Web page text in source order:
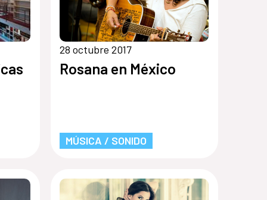
28 octubre 2017
Rosana en México
MÚSICA / SONIDO